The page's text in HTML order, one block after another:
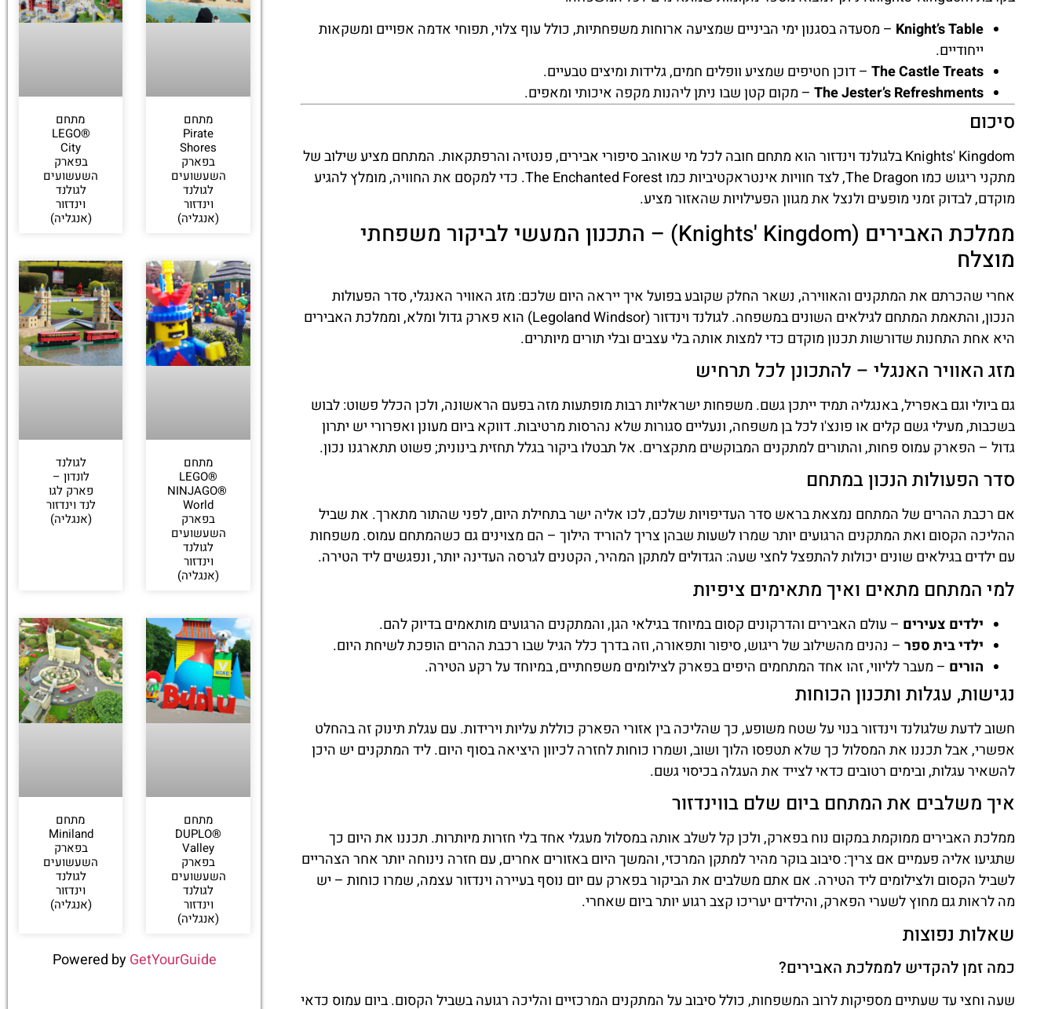
Knight’s Table – מסעדה בסגנון ימי הביניים שמציעה ארוחות משפחתיות, כולל עוף צלוי, תפוחי אדמה אפויים ומשקאות
ייחודיים.
The Castle Treats– דוכן חטיפים שמציע וופלים חמים, גלידות ומיצים טבעיים.
The Jester’s Refreshments– מקום קטן שבו ניתן ליהנות מקפה איכותי ומאפים.
סיכום
Knights' Kingdom בלגולנד וינדזור הוא מתחם חובה לכל מי שאוהב סיפורי אבירים, פנטזיה והרפתקאות. המתחם מציע שילוב של
מתקני ריגוש כמו The Dragon, לצד חוויות אינטראקטיביות כמו The Enchanted Forest. כדי למקסם את החוויה, מומלץ להגיע
מוקדם, לבדוק זמני מופעים ולנצל את מגוון הפעילויות שהאזור מציע.
ממלכת האבירים (Knights' Kingdom) – התכנון המעשי לביקור משפחתי
מוצלח
אחרי שהכרתם את המתקנים והאווירה, נשאר החלק שקובע בפועל איך ייראה היום שלכם: מזג האוויר האנגלי, סדר הפעולות
הנכון, והתאמת המתחם לגילאים השונים במשפחה. לגולנד וינדזור (Legoland Windsor) הוא פארק גדול ומלא, וממלכת האבירים
היא אחת התחנות שדורשות תכנון מוקדם כדי למצות אותה בלי עצבים ובלי תורים מיותרים.
מזג האוויר האנגלי – להתכונן לכל תרחיש
גם ביולי וגם באפריל, באנגליה תמיד ייתכן גשם. משפחות ישראליות רבות מופתעות מזה בפעם הראשונה, ולכן הכלל פשוט: לבוש
בשכבות, מעילי גשם קלים או פונצ'ו לכל בן משפחה, ונעליים סגורות שלא נהרסות מרטיבות. דווקא ביום מעונן ואפרורי יש יתרון
גדול – הפארק עמוס פחות, והתורים למתקנים המבוקשים מתקצרים. אל תבטלו ביקור בגלל תחזית בינונית; פשוט תתארגנו נכון.
סדר הפעולות הנכון במתחם
אם רכבת ההרים של המתחם נמצאת בראש סדר העדיפויות שלכם, לכו אליה ישר בתחילת היום, לפני שהתור מתארך. את שביל
ההליכה הקסום ואת המתקנים הרגועים יותר שמרו לשעות שבהן צריך להוריד הילוך – הם מצוינים גם כשהמתחם עמוס. משפחות
עם ילדים בגילאים שונים יכולות להתפצל לחצי שעה: הגדולים למתקן המהיר, הקטנים לגרסה העדינה יותר, ונפגשים ליד הטירה.
למי המתחם מתאים ואיך מתאימים ציפיות
ילדים צעירים – עולם האבירים והדרקונים קסום במיוחד בגילאי הגן, והמתקנים הרגועים מותאמים בדיוק להם.
ילדי בית ספר– נהנים מהשילוב של ריגוש, סיפור ותפאורה, וזה בדרך כלל הגיל שבו רכבת ההרים הופכת לשיחת היום.
הורים – מעבר לליווי, זהו אחד המתחמים היפים בפארק לצילומים משפחתיים, במיוחד על רקע הטירה.
נגישות, עגלות ותכנון הכוחות
חשוב לדעת שלגולנד וינדזור בנוי על שטח משופע, כך שהליכה בין אזורי הפארק כוללת עליות וירידות. עם עגלת תינוק זה בהחלט
אפשרי, אבל תכננו את המסלול כך שלא תטפסו הלוך ושוב, ושמרו כוחות לחזרה לכיוון היציאה בסוף היום. ליד המתקנים יש היכן
להשאיר עגלות, ובימים רטובים כדאי לצייד את העגלה בכיסוי גשם.
איך משלבים את המתחם ביום שלם בווינדזור
ממלכת האבירים ממוקמת במקום נוח בפארק, ולכן קל לשלב אותה במסלול מעגלי אחד בלי חזרות מיותרות. תכננו את היום כך
שתגיעו אליה פעמיים אם צריך: סיבוב בוקר מהיר למתקן המרכזי, והמשך היום באזורים אחרים, עם חזרה נינוחה יותר אחר הצהריים
לשביל הקסום ולצילומים ליד הטירה. אם אתם משלבים את הביקור בפארק עם יום נוסף בעיירה וינדזור עצמה, שמרו כוחות – יש
מה לראות גם מחוץ לשערי הפארק, והילדים יעריכו קצב רגוע יותר ביום שאחרי.
שאלות נפוצות
כמה זמן להקדיש לממלכת האבירים?
שעה וחצי עד שעתיים מספיקות לרוב המשפחות, כולל סיבוב על המתקנים המרכזיים והליכה רגועה בשביל הקסום. ביום עמוס כדאי
מתחם
Pirate
Shores
בפארק
השעשועים
לגולנד
וינדזור
(אנגליה)
מתחם
LEGO®
City
בפארק
השעשועים
לגולנד
וינדזור
(אנגליה)
מתחם
LEGO®
NINJAGO®
World
בפארק
השעשועים
לגולנד
וינדזור
(אנגליה)
לגולנד
לונדון –
פארק לגו
לנד וינדזור
(אנגליה)
מתחם
DUPLO®
Valley
בפארק
השעשועים
לגולנד
וינדזור
(אנגליה)
מתחם
Miniland
בפארק
השעשועים
לגולנד
וינדזור
(אנגליה)
Powered byGetYourGuide